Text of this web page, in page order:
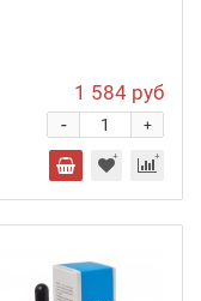
1 584 руб
+
-